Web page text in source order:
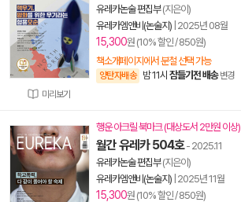
미리보기
유레카논술 편집부(지은이)
유레카엠앤비(논술지) 2025년 08월
15,300원 (10% 할인 / 850원)
책소개페이지에서 분철 선택 가능
양탄자배송 밤 11시 잠들기전 배송 변경
행운 아크릴 북마크 (대상도서 2만원 이상)
월간 유레카 504호- 2025.11
유레카논술 편집부(지은이)
유레카엠앤비(논술지) 2025년 11월
15,300원 (10% 할인 / 850원)